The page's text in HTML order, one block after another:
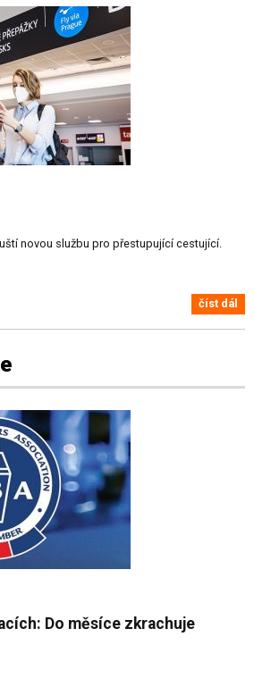
novou službu pro přestupující cestující.
číst dál
Do měsíce zkrachuje